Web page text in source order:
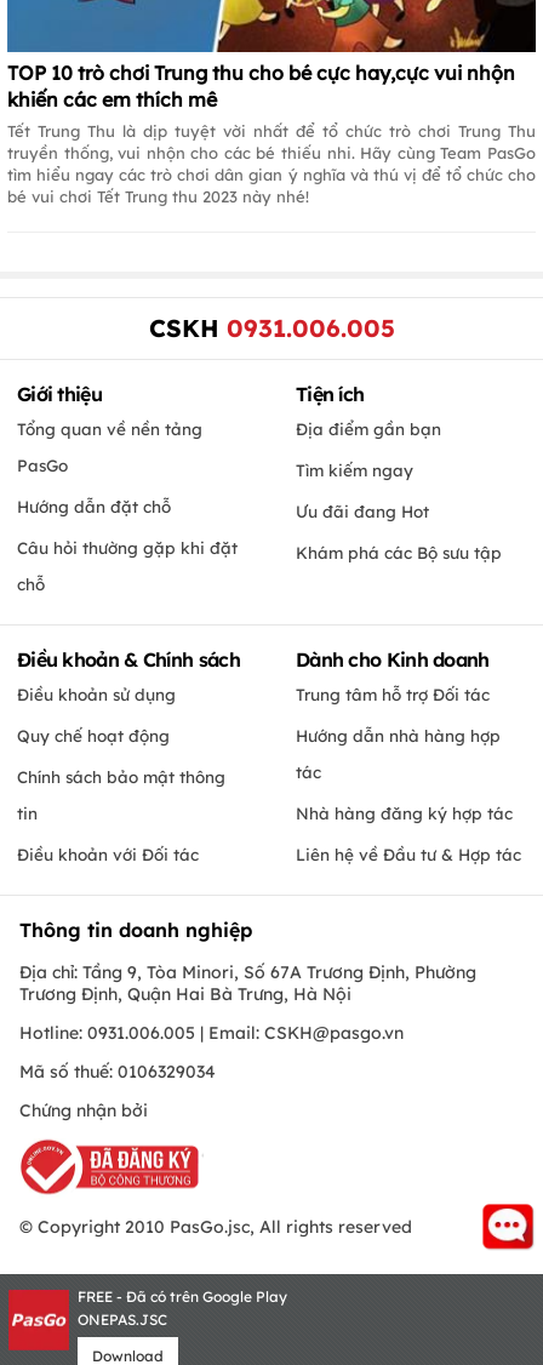
TOP 10 trò chơi Trung thu cho bé cực hay,cực vui nhộn
khiến các em thích mê
Tết Trung Thu là dịp tuyệt vời nhất để tổ chức trò chơi Trung Thu
truyền thống, vui nhộn cho các bé thiếu nhi. Hãy cùng Team PasGo
tìm hiểu ngay các trò chơi dân gian ý nghĩa và thú vị để tổ chức cho
bé vui chơi Tết Trung thu 2023 này nhé!
CSKH 0931.006.005
Giới thiệu
Tổng quan về nền tảng
PasGo
Hướng dẫn đặt chỗ
Câu hỏi thường gặp khi đặt
chỗ
Tiện ích
Địa điểm gần bạn
Tìm kiếm ngay
Ưu đãi đang Hot
Khám phá các Bộ sưu tập
Điều khoản & Chính sách
Điều khoản sử dụng
Quy chế hoạt động
Chính sách bảo mật thông
tin
Điều khoản với Đối tác
Dành cho Kinh doanh
Trung tâm hỗ trợ Đối tác
Hướng dẫn nhà hàng hợp
tác
Nhà hàng đăng ký hợp tác
Liên hệ về Đầu tư & Hợp tác
Thông tin doanh nghiệp
Địa chỉ: Tầng 9, Tòa Minori, Số 67A Trương Định, Phường
Trương Định, Quận Hai Bà Trưng, Hà Nội
Hotline: 0931.006.005 | Email: CSKH@pasgo.vn
Mã số thuế: 0106329034
Chứng nhận bởi
© Copyright 2010 PasGo.jsc, All rights reserved
FREE - Đã có trên Google Play
ONEPAS.JSC
Download